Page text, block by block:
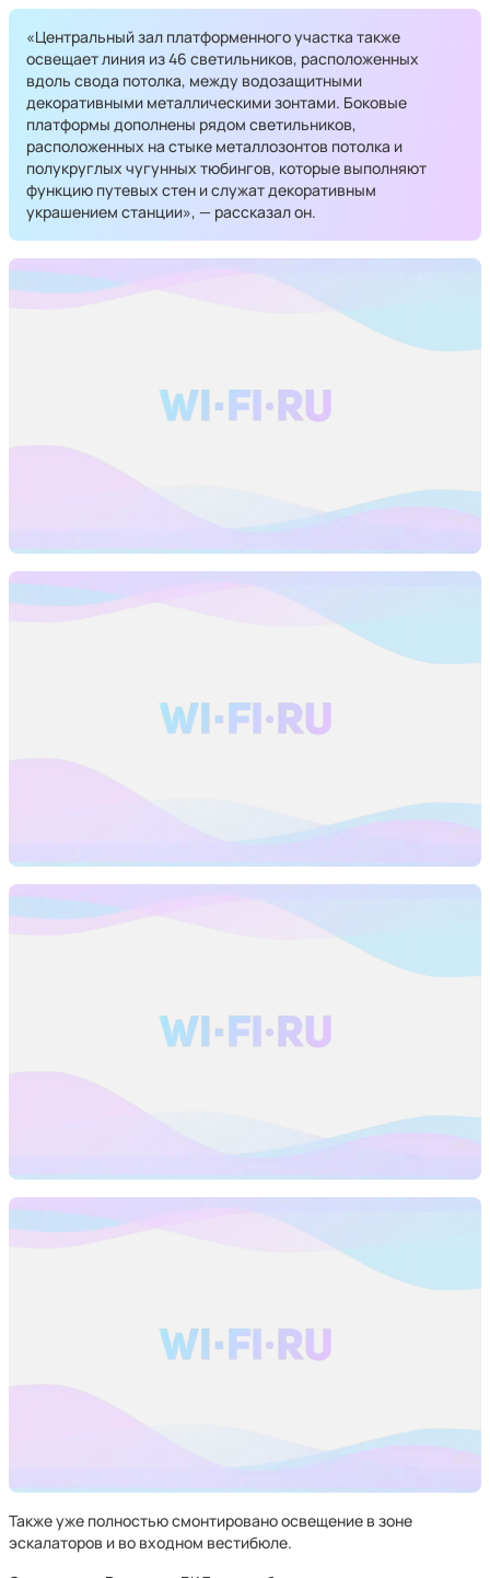
«Центральный зал платформенного участка также
освещает линия из 46 светильников, расположенных
вдоль свода потолка, между водозащитными
декоративными металлическими зонтами. Боковые
платформы дополнены рядом светильников,
расположенных на стыке металлозонтов потолка и
полукруглых чугунных тюбингов, которые выполняют
функцию путевых стен и служат декоративным
украшением станции», — рассказал он.
Также уже полностью смонтировано освещение в зоне
эскалаторов и во входном вестибюле.